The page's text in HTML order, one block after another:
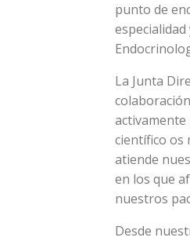
punto de
La Junta
científico os
atiende
en los que
nuestros
Desde